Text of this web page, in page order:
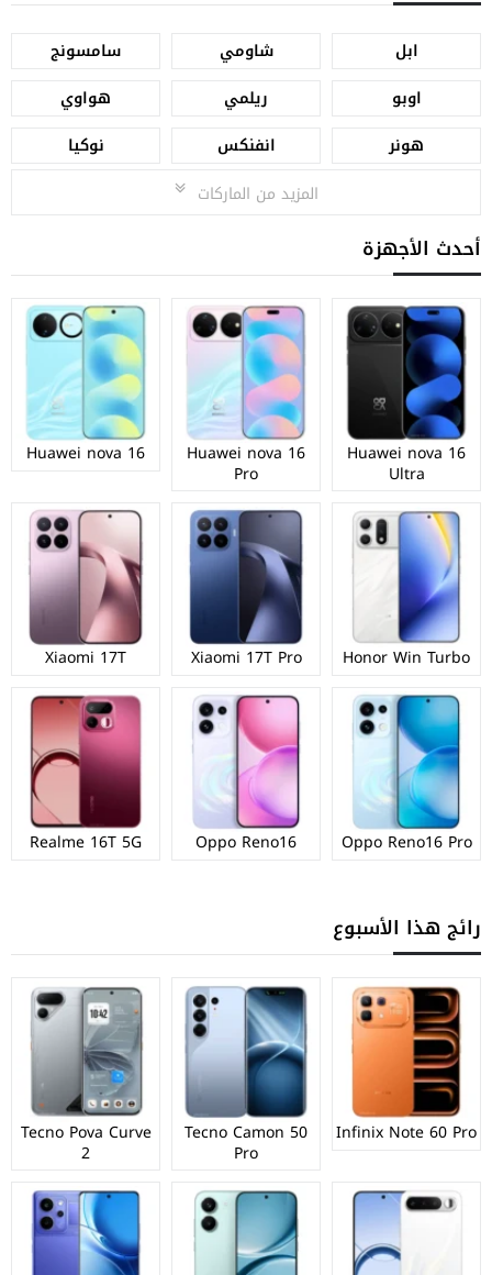
ابل شاومي
سامسونج
اوبو
ريلمي
هواوي
هونر
انفنكس
نوكيا
المزيد من الماركات
أحدث الأجهزة
Huawei nova 16
Ultra
Huawei nova 16
Pro
Huawei nova 16
Honor Win Turbo
Xiaomi 17T Pro
Xiaomi 17T
Oppo Reno16 Pro
Oppo Reno16
Realme 16T 5G
رائج هذا الأسبوع
Infinix Note 60 Pro
Tecno Camon 50
Pro
Tecno Pova Curve
2